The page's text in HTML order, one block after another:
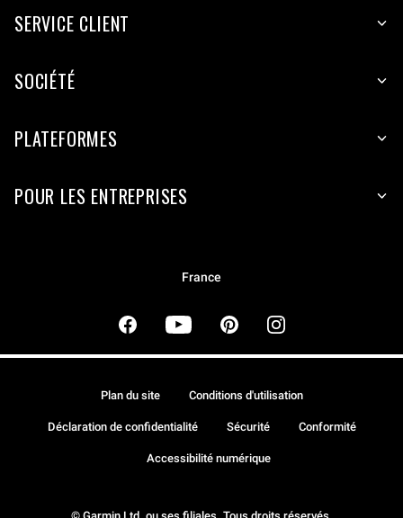
SERVICE CLIENT
SOCIÉTÉ
PLATEFORMES
POUR LES ENTREPRISES
France
Plan du site Conditions d'utilisation
Déclaration de confidentialité Sécurité Conformité
Accessibilité numérique